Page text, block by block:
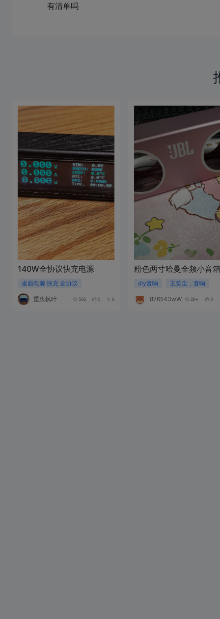
有清单吗
140W全协议快充电源
桌面电源 快充 全协议
重庆枫叶 566 0 6
粉色两寸哈曼全频小音
diy音响 王笑尘，音响
876543wW948P
2k+ 3